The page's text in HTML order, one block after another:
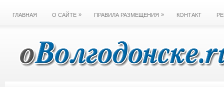
ГЛАВНАЯ О САЙТЕ » ПРАВИЛА РАЗМЕЩЕНИЯ » КОНТАКТ